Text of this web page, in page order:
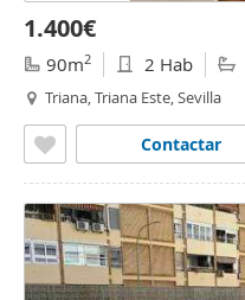
1.400€
90m2 2 Hab
Triana, Triana Este, Sevilla
Contactar